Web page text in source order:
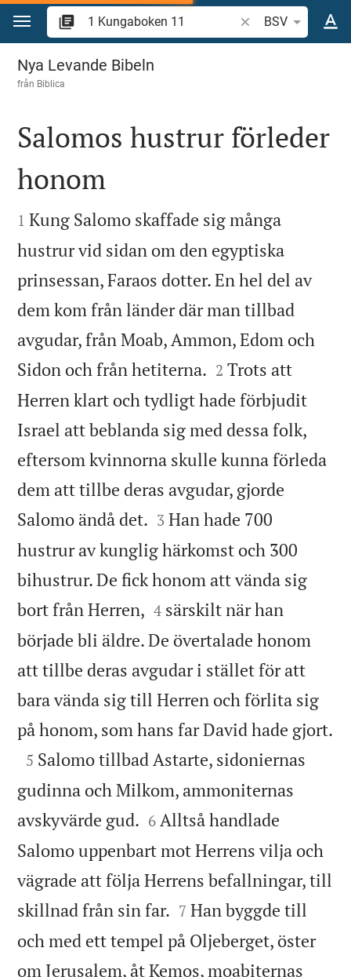
Hoppa till innehåll
Sök bibelvers eller
BSV
1 Kungaboken 11
Nya Levande Bibeln
från Biblica

Salomos hustrur förleder
honom

1 Kung Salomo skaffade sig många
hustrur vid sidan om den egyptiska
prinsessan, Faraos dotter. En hel del av
dem kom från länder där man tillbad
avgudar, från Moab, Ammon, Edom och
Sidon och från hetiterna. 

2 Trots att
Herren klart och tydligt hade förbjudit
Israel att beblanda sig med dessa folk,
eftersom kvinnorna skulle kunna förleda
dem att tillbe deras avgudar, gjorde
Salomo ändå det. 

3 Han hade 700
hustrur av kunglig härkomst och 300
bihustrur. De fick honom att vända sig
bort från Herren, 

4 särskilt när han
började bli äldre. De övertalade honom
att tillbe deras avgudar i stället för att
bara vända sig till Herren och förlita sig
på honom, som hans far David hade gjort.

5 Salomo tillbad Astarte, sidoniernas
gudinna och Milkom, ammoniternas
avskyvärde gud. 

6 Alltså handlade
Salomo uppenbart mot Herrens vilja och
vägrade att följa Herrens befallningar, till
skillnad från sin far. 

7 Han byggde till
och med ett tempel på Oljeberget, öster
om Jerusalem, åt Kemos, moabiternas